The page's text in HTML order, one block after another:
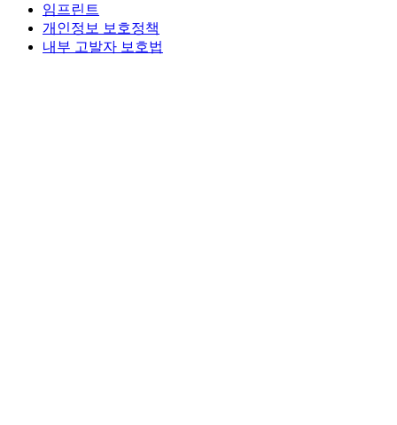
임프린트
개인정보 보호정책
내부 고발자 보호법